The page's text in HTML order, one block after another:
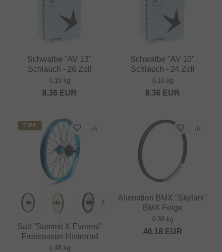
Schwalbe "AV 13"
Schlauch - 26 Zoll
0.19 kg
8.36 EUR
Schwalbe "AV 10"
Schlauch - 24 Zoll
0.16 kg
8.36 EUR
TIPP
Salt "Summit X Everest"
Freecoaster Hinterrad
1.48 kg
Alienation BMX "Skylark"
BMX Felge
0.39 kg
46.18 EUR